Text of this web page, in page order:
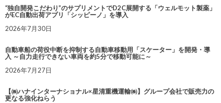
“独自開発こだわり”のサプリメントでD2C展開する「ウェルモット製薬」
がEC自動出荷アプリ「シッピーノ」を導入
2026年7月30日
自動車船の荷役中断を抑制する自動車移動用「スケーター」を開発・導
入 ～自力走行できない車両を約5分で移動可能に～
2026年7月27日
【㈱ハナインターナショナル×星清重機運輸㈱】グループ会社で販売力の
更なる強化ねらう